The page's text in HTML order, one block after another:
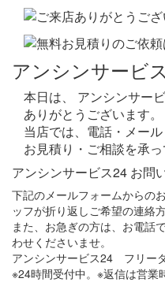
アンシンサービ
本日は、 アンシンサー
ありがとうございます。
当店では、電話・メー
お見積り・ご相談を承っ
アンシンサービス24 お問
下記のメールフォームからの
ッフが折り返しご希望の連絡
また、お急ぎの方は、お電話
わせくださいませ。
アンシンサービス24 フリー
※24時間受付中。※返信は営業